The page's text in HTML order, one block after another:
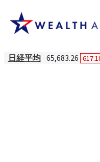
日経平均 65,683.26 -